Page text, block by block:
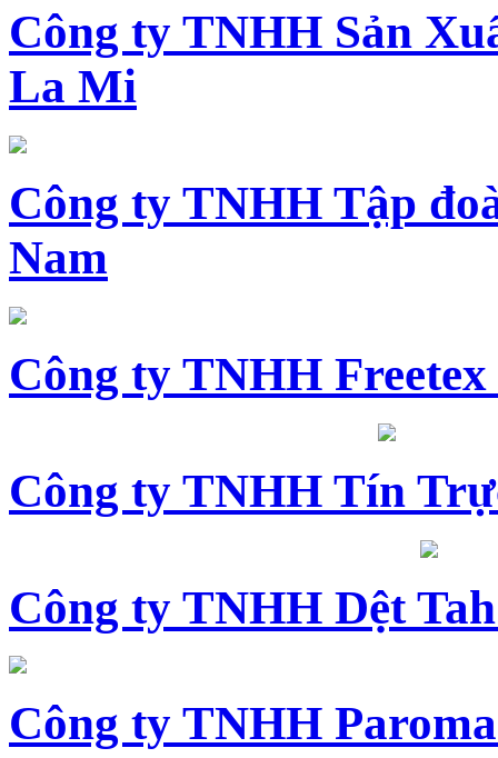
Công ty TNHH Sản
La Mi
Công ty TNHH Tập
Nam
Công ty TNHH
Công ty TNHH Tín
Công ty TNHH Dệt
Công ty TNHH